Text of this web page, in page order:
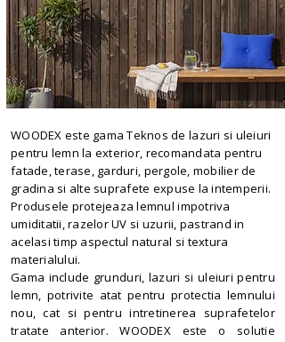
WOODEX este gama Teknos de lazuri si uleiuri
pentru lemn la exterior, recomandata pentru
fatade, terase, garduri, pergole, mobilier de
gradina si alte suprafete expuse la intemperii.
Produsele protejeaza lemnul impotriva
umiditatii, razelor UV si uzurii, pastrand in
acelasi timp aspectul natural si textura
materialului.
Gama include grunduri, lazuri si uleiuri pentru
lemn, potrivite atat pentru protectia lemnului
nou, cat si pentru intretinerea suprafetelor
tratate anterior. WOODEX este o solutie